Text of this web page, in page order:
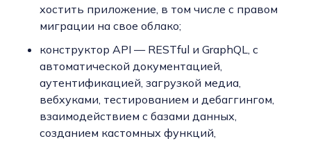
хостить приложение, в том числе с правом
миграции на свое облако;
конструктор API — RESTful и GraphQL, с
автоматической документацией,
аутентификацией, загрузкой медиа,
вебхуками, тестированием и дебаггингом,
взаимодействием с базами данных,
созданием кастомных функций,